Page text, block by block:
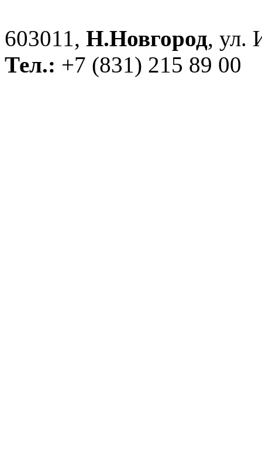
603011, Н.Новгород, ул.
Тел.: +7 (831) 215 89 00